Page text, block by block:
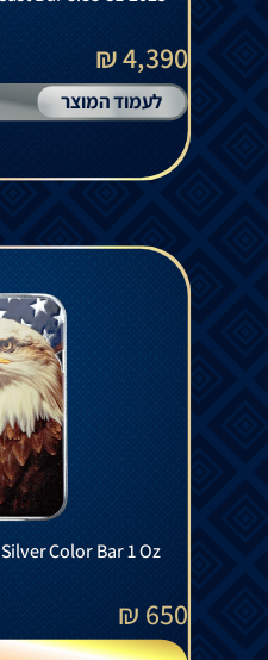
4,390 ₪
לעמוד המוצר
Color Bar 1 Oz
650
₪